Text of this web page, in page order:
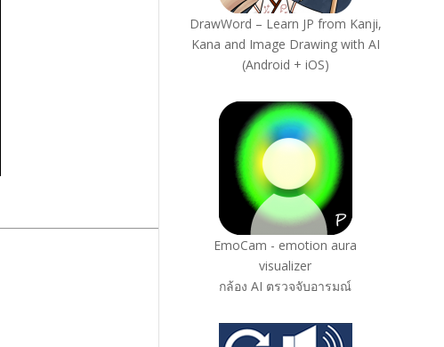
DrawWord – Learn JP from Kanji,
Kana and Image Drawing with AI
(Android + iOS)
EmoCam - emotion aura
visualizer
กล้อง AI ตรวจจับอารมณ์